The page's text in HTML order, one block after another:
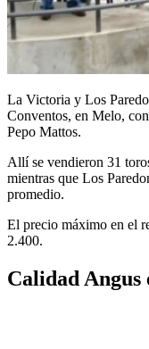
La Victoria y Los
Conventos, en Melo,
Pepo Mattos.
Allí se vendieron 31
mientras que Los
promedio.
El precio máximo en el
2.400.
Calidad Angus